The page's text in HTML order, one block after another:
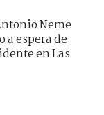
Neme
a espera de
en Las